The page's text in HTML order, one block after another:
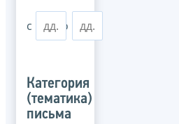
с по
Категория
(тематика)
письма